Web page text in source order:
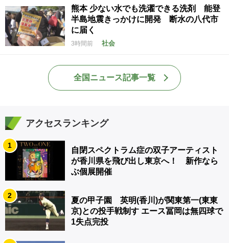
熊本 少ない水でも洗濯できる洗剤 能登
半島地震きっかけに開発 断水の八代市
に届く
3時間前 社会
全国ニュース記事一覧
アクセスランキング
1
自閉スペクトラム症の双子アーティスト
が香川県を飛び出し東京へ！ 新作なら
ぶ個展開催
2
夏の甲子園 英明(香川)が関東第一(東東
京)との投手戦制す エース冨岡は無四球で
1失点完投